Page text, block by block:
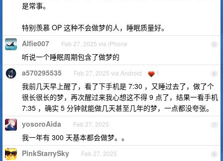
是常事。
特别羡慕 OP 这种不会做梦的人，睡眠质量好。
5
Alfie007 Feb 27, 2025 via iPhone
听说一个睡眠周期包含了做梦的
6
a570295535 Feb 27, 2025 via Android 1
我前几天早上醒了，看了下手机是 7:30 ，又睡过去了，做了个
很长很长的梦，再次醒过来我心想这不得 9 点了，结果一看手机
7:35 ，确实 5 分钟就能做几天甚至几年的梦，一点都没夸张。
7
yosoroAida Feb 27, 2025
我一年有 300 天基本都会做梦。。
8
PinkStarrySky Feb 27, 2025